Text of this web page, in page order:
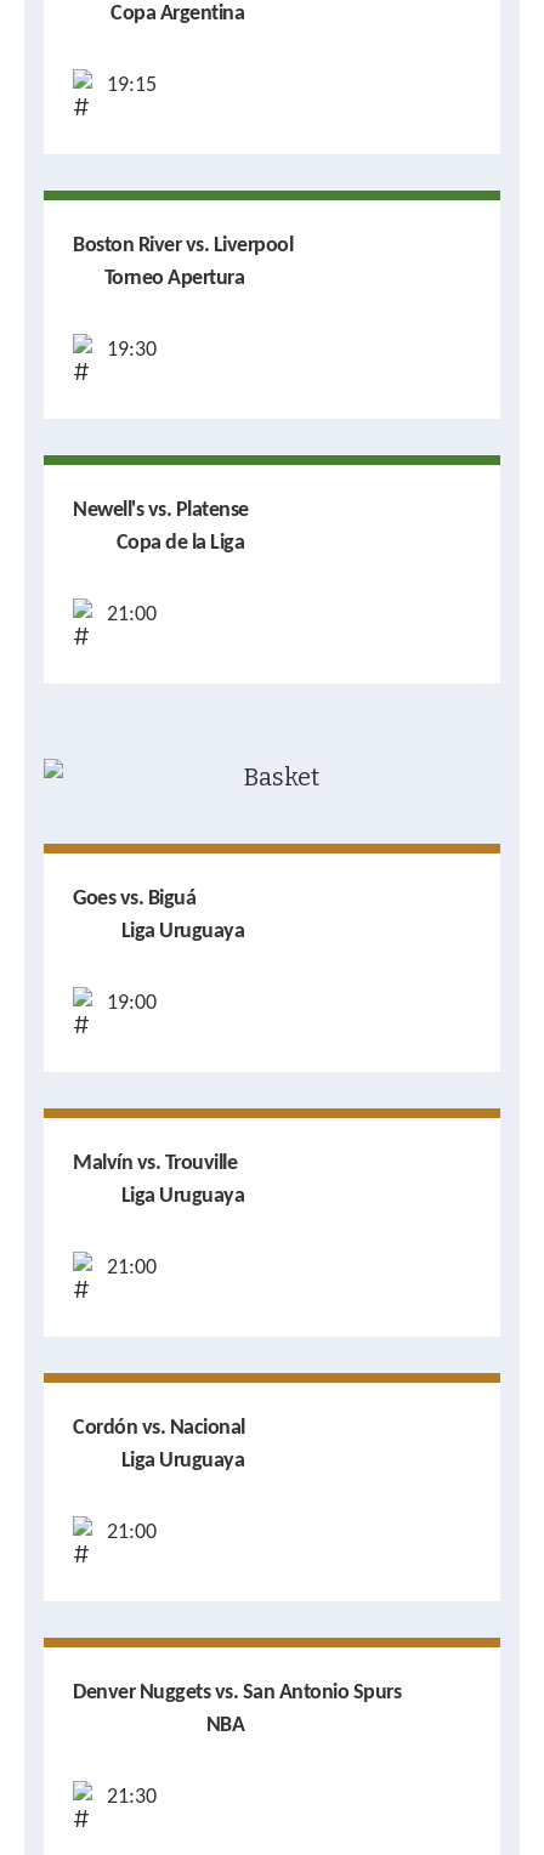
Copa Argentina
19:15
Boston River vs. Liverpool
Torneo Apertura
19:30
Newell's vs. Platense
Copa de la Liga
21:00
Goes vs. Biguá
Liga Uruguaya
19:00
Malvín vs. Trouville
Liga Uruguaya
21:00
Cordón vs. Nacional
Liga Uruguaya
21:00
Denver Nuggets vs. San Antonio Spurs
NBA
21:30